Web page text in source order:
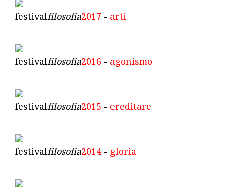
festivalfilosofia2017 - arti
festivalfilosofia2016 - agonismo
festivalfilosofia2015 - ereditare
festivalfilosofia2014 - gloria